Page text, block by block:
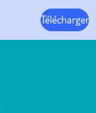
Télécharger